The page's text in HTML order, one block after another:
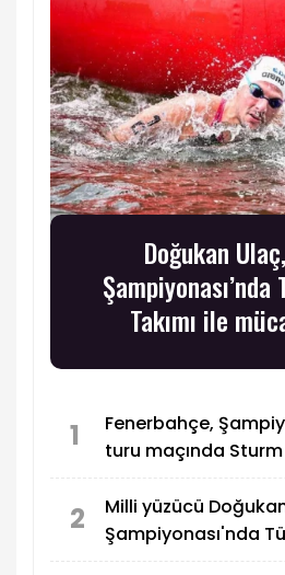
Doğukan
Takımı ile
1
Fenerbahçe,
turu maçında
2
Milli yüzücü
Şampiyonası'nda